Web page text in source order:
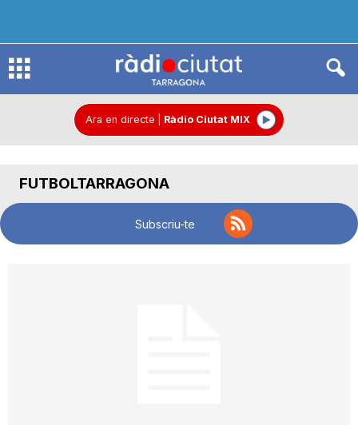
R
Ara en directe Ràdio Ciutat MIX
FUTBOLTARRAGONA
Subscriu-te